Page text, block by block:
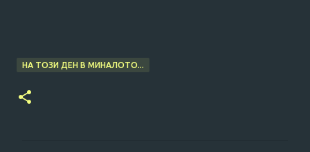
НА ТОЗИ ДЕН В МИНАЛОТО...